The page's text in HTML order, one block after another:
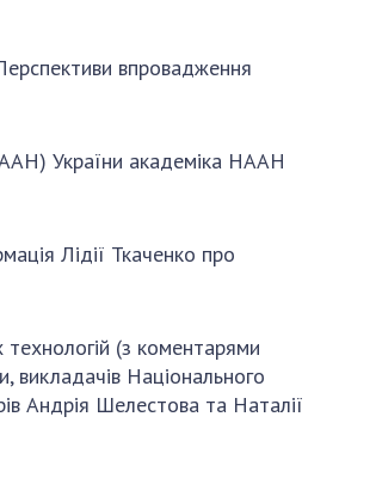
впровадження
України академіка НААН
Лідії Ткаченко про
(з коментарями
викладачів Національного
Андрія Шелестова та Наталії